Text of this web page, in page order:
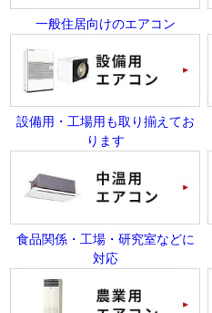
一般住居向けのエアコン
設備用・工場用も取り揃えてお
ります
食品関係・工場・研究室などに
対応